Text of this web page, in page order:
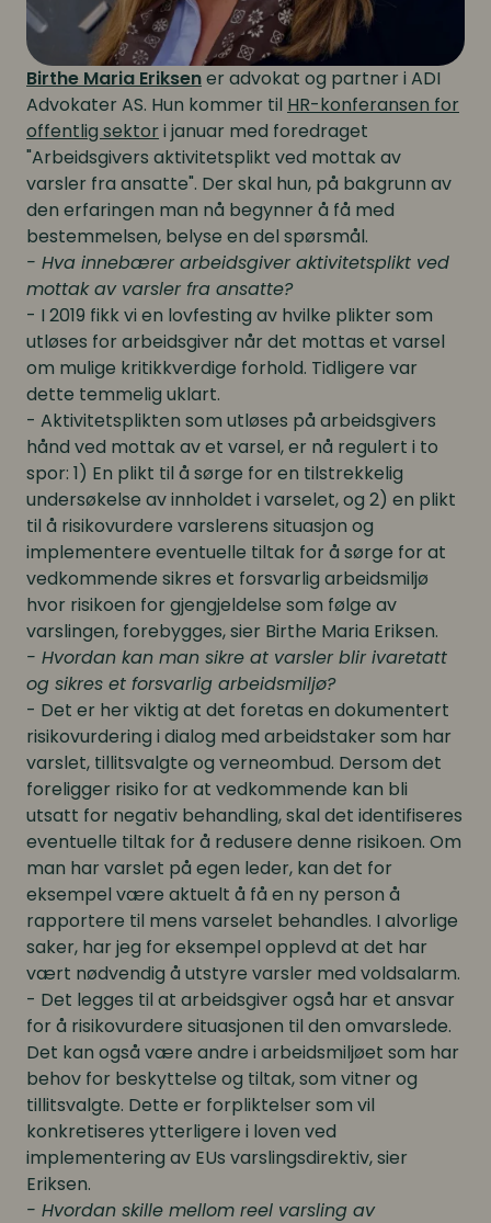
Birthe Maria Eriksener advokat og partner i ADI
Advokater AS. Hun kommer til HR-konferansen for
offentlig sektor i januar med foredraget
"Arbeidsgivers aktivitetsplikt ved mottak av
varsler fra ansatte". Der skal hun, på bakgrunn av
den erfaringen man nå begynner å få med
bestemmelsen, belyse en del spørsmål.
- Hva innebærer arbeidsgiver aktivitetsplikt ved
mottak av varsler fra ansatte?
- I 2019 fikk vi en lovfesting av hvilke plikter som
utløses for arbeidsgiver når det mottas et varsel
om mulige kritikkverdige forhold. Tidligere var
dette temmelig uklart.
- Aktivitetsplikten som utløses på arbeidsgivers
hånd ved mottak av et varsel, er nå regulert i to
spor: 1) En plikt til å sørge for en tilstrekkelig
undersøkelse av innholdet i varselet, og 2) en plikt
til å risikovurdere varslerens situasjon og
implementere eventuelle tiltak for å sørge for at
vedkommende sikres et forsvarlig arbeidsmiljø
hvor risikoen for gjengjeldelse som følge av
varslingen, forebygges, sier Birthe Maria Eriksen.
- Hvordan kan man sikre at varsler blir ivaretatt
og sikres et forsvarlig arbeidsmiljø?
- Det er her viktig at det foretas en dokumentert
risikovurdering i dialog med arbeidstaker som har
varslet, tillitsvalgte og verneombud. Dersom det
foreligger risiko for at vedkommende kan bli
utsatt for negativ behandling, skal det identifiseres
eventuelle tiltak for å redusere denne risikoen. Om
man har varslet på egen leder, kan det for
eksempel være aktuelt å få en ny person å
rapportere til mens varselet behandles. I alvorlige
saker, har jeg for eksempel opplevd at det har
vært nødvendig å utstyre varsler med voldsalarm.
- Det legges til at arbeidsgiver også har et ansvar
for å risikovurdere situasjonen til den omvarslede.
Det kan også være andre i arbeidsmiljøet som har
behov for beskyttelse og tiltak, som vitner og
tillitsvalgte. Dette er forpliktelser som vil
konkretiseres ytterligere i loven ved
implementering av EUs varslingsdirektiv, sier
Eriksen.
- Hvordan skille mellom reel varsling av